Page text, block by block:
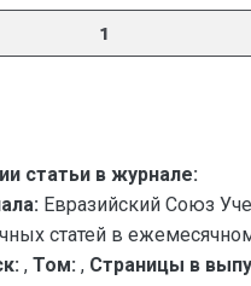
1
статьи в журнале:
Евразийский Союз
статей в
, Том: , Страницы в